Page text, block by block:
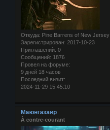
Откуда: Pine Barrens of New Jersey
Зарегистрирован: 2017-10-23
Приглашений: 0
Сообщений: 1876
Провел на форуме:
9 дней 18 часов
Последний визит:
2024-11-29 15:45:10
Маюнгазавр
À contre-courant